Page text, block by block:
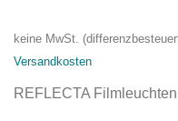
keine MwSt.
Versandkosten
REFLECTA Filmleuchten